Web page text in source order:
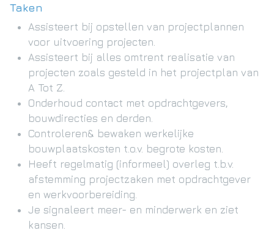
Taken
Assisteert bij opstellen van projectplannen
voor uitvoering projecten.
Assisteert bij alles omtrent realisatie van
projecten zoals gesteld in het projectplan van
A Tot Z.
Onderhoud contact met opdrachtgevers,
bouwdirecties en derden.
Controleren& bewaken werkelijke
bouwplaatskosten t.o.v. begrote kosten.
Heeft regelmatig (informeel) overleg t.b.v.
afstemming projectzaken met opdrachtgever
en werkvoorbereiding.
Je signaleert meer- en minderwerk en ziet
kansen.